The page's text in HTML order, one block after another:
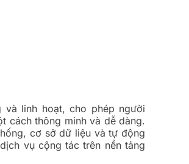
linh hoạt, cho phép người
cách thông minh và dễ dàng.
cơ sở dữ liệu và tự động
vụ cộng tác trên nền tảng